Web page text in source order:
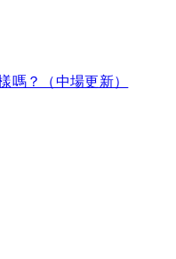
嗎？（中場更新）